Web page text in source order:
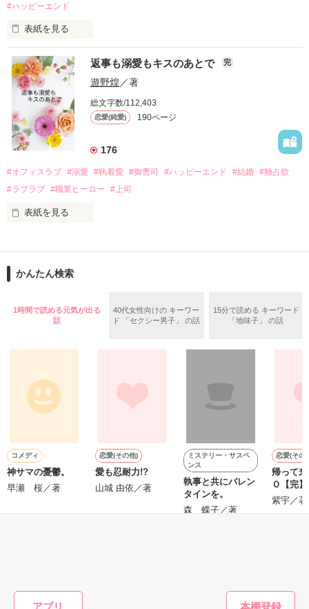
アプリ
酔った勢いで一夜を共にしてしまった。
さらに、美桜が初めてだと知った哲平は
『責任をとる、結婚しよう』と真っ直ぐに告げてきた。
戸惑う美桜とは裏腹に、好きという気持ちを隠すことなく
甘やかしてくる。
そんなある日、哲平は美桜がストーカー被害に
遭っていることを知る。
美桜を守るため、哲平は同居を提案してきて――。
夏木美桜(なつきみお)
鳴海哲平 (なるみてっぺい)
2026.6.5～2026.7.25
＊以前、公開していた話の改稿版です＊
作品を読む
#ハッピーエンド
表紙を見る
おかしな噂を流されて前の職場でうまくいかなかった梅田美
桜は、海外で傷心旅行をしていたところ、日本人美青年と出会
い、酒の勢いもあり一夜限りの関係となる。
帰国後、美桜は新しい職場でワンナイトした美青年と再会。
なんと彼の正体は、とある財閥御曹司にも関わらず、一族を離
れて起業した新進気鋭の実業家、社内でも冷徹だと評判な社長
――御影恭司その人だったのだ――！
なぜか恭司から飼い猫の世話係を命じられた美桜は、猫の世
の関係となってしまい――？
返事も溺愛もキスのあとで 完
遊野煌／著
総文字数/112,403
恋愛(純愛) 190ページ
176
#オフィスラブ #溺愛 #執着愛 #御曹司 #ハッピーエンド #結婚 #独占欲
#ラブラブ #職業ヒーロー #上司
表紙を見る
ションの企画戦略室で働いている。
めた、同期で恋人の石垣守（26）がいるのだが、後輩の姫原由
いた。
守と由羅から『便利屋雛子』と馬鹿にされ、一人こっそり泣い
鷹哉『宜しくな、俺の雛子』🦅
雛子『俺の……ひぃ、雛子？！！！』🐥
※表紙も作中使用の画像も全てフリー素材です。
※執筆期間2026.6.3〜7.20完結です。
※他サイトさんにて恋愛トレンド1位でした〜良かったら読ん
で頂けると嬉しいです。
かんたん検索
1時間で読める元気が出る
話
40代女性向けの キーワー
ド 「セクシー男子」 の話
15分で読める キーワード
「地味子」 の話
コメディ
神サマの憂鬱。
早瀬 桜／著
恋愛(その他)
愛も忍耐力!?
山城 由依／著
ミステリー・サスペ
ンス
執事と共にバレン
タインを。
森 蝶子／著
恋愛(その
帰って
Ｏ【完】
紫宇／著